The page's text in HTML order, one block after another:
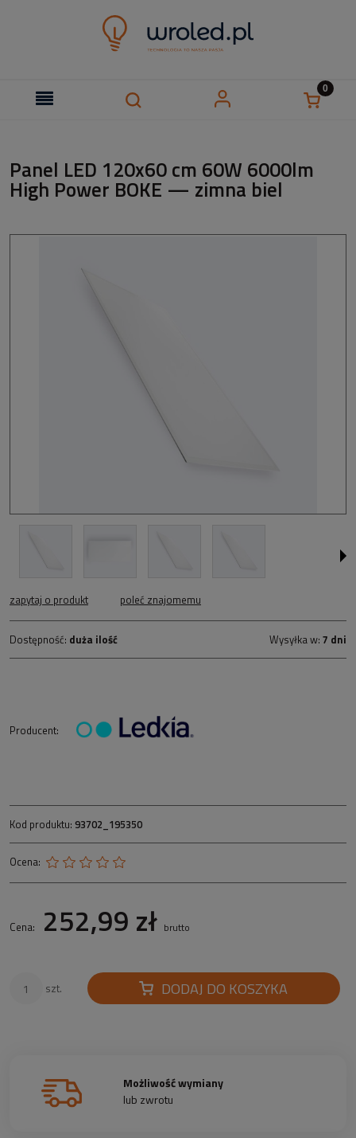
Panel LED 120x60 cm 60W 6000lm
High Power BOKE — zimna biel
zapytaj o produkt poleć znajomemu
Dostępność: duża ilość Wysyłka w: 7 dni
Producent:
Kod produktu: 93702_195350
Ocena:
Cena: 252,99 zł brutto
szt. DODAJ DO KOSZYKA
Możliwość wymiany
lub zwrotu